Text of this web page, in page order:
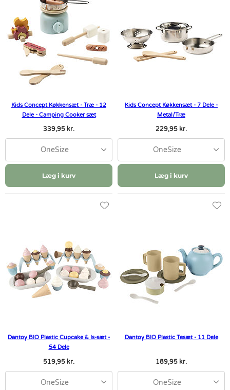
Kids Concept Køkkensæt - Træ - 12
Dele - Camping Cooker sæt
339,95 kr.
OneSize
Læg i kurv
Kids Concept Køkkensæt - 7 Dele -
Metal/Træ
229,95 kr.
OneSize
Læg i kurv
Dantoy BIO Plastic Cupcake & Is-sæt -
54 Dele
519,95 kr.
OneSize
Dantoy BIO Plastic Tesæt - 11 Dele
189,95 kr.
OneSize